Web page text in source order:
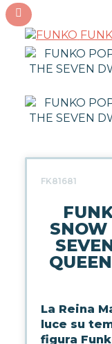
FK81681
La Reina
luce su
figura